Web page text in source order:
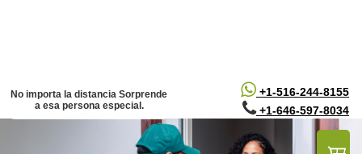
+1-516-244-8155
+1-646-597-8034
No importa la distancia Sorprende
a esa persona especial.